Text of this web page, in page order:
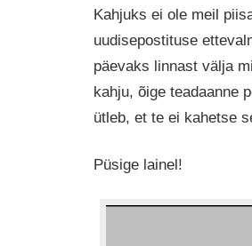
Kahjuks ei ole meil
uudisepostituse
päevaks linnast välja
kahju, õige teadaanne
ütleb, et te ei kahetse
Püsige lainel!